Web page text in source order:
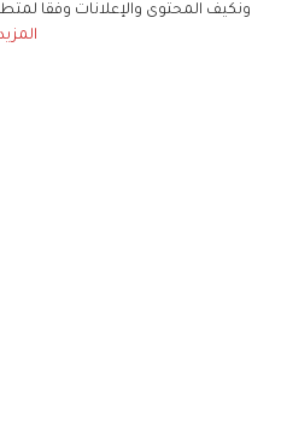
ونكيف المحتوى والإعلانات وفقا